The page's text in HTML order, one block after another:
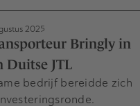
2025
Bringly in
Duitse JTL
bedrijf bereidde zich